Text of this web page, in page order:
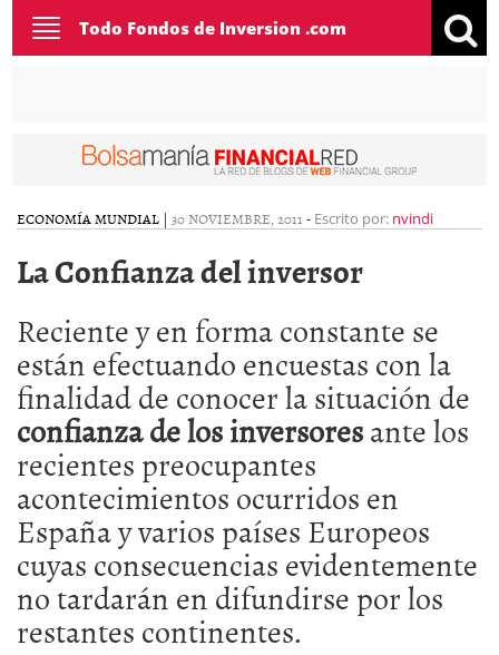
Toggle
navigation
Todo Fondos de Inversion .com
ECONOMÍA MUNDIAL | 30 NOVIEMBRE, 2011 - Escrito por: nvindi
La Confianza del inversor
Reciente y en forma constante se
están efectuando encuestas con la
finalidad de conocer la situación de
confianza de los inversoresante los
recientes preocupantes
acontecimientos ocurridos en
España y varios países Europeos
cuyas consecuencias evidentemente
no tardarán en difundirse por los
restantes continentes.